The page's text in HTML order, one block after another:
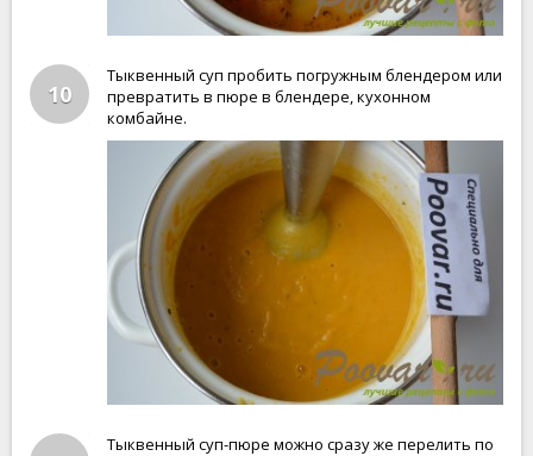
10
Тыквенный суп пробить погружным блендером или
превратить в пюре в блендере, кухонном
комбайне.
Тыквенный суп-пюре можно сразу же перелить по